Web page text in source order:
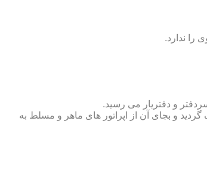
را ندارد.
و دفتریار می رسید.
حذف گردید و بجای آن از اپراتور های ماهر و مسلط به